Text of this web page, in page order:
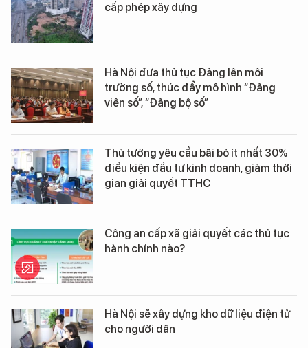
cấp phép xây dựng
Hà Nội đưa thủ tục Đảng lên môi
trường số, thúc đẩy mô hình “Đảng
viên số”, “Đảng bộ số”
Thủ tướng yêu cầu bãi bỏ ít nhất 30%
điều kiện đầu tư kinh doanh, giảm thời
gian giải quyết TTHC
Công an cấp xã giải quyết các thủ tục
hành chính nào?
Hà Nội sẽ xây dựng kho dữ liệu điện tử
cho người dân